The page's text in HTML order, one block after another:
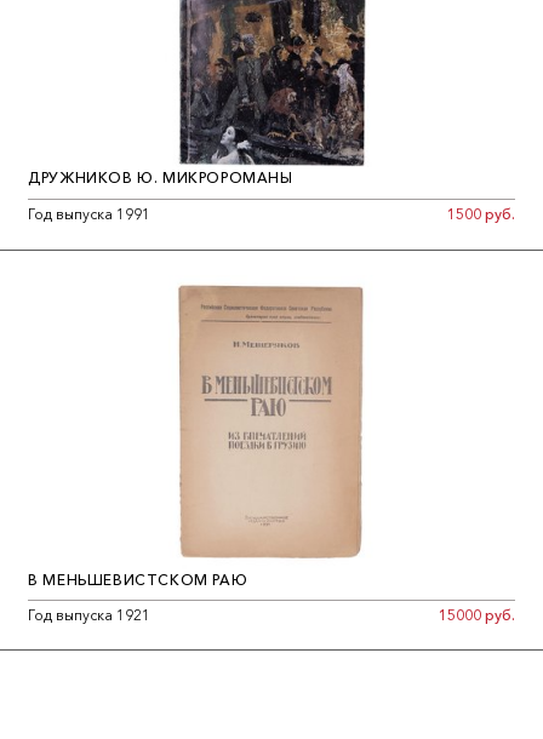
ДРУЖНИКОВ Ю. МИКРОРОМАНЫ
Год выпуска 1991
1500 руб.
В МЕНЬШЕВИСТСКОМ РАЮ
Год выпуска 1921
15000 руб.